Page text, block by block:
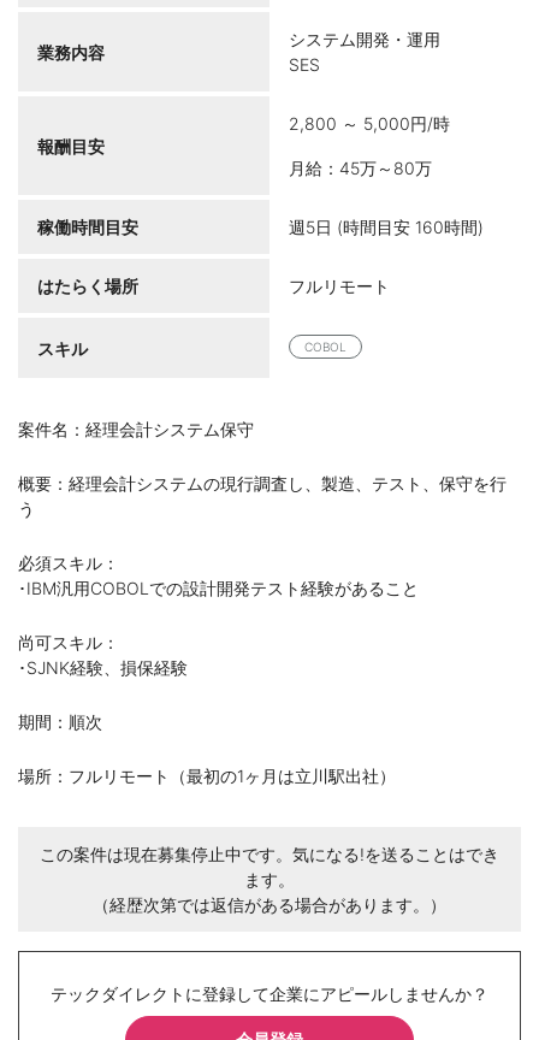
業務内容
システム開発・運用
SES
報酬目安
2,800 ～ 5,000円/時
月給：45万～80万
稼働時間目安 週5日 (時間目安 160時間)
はたらく場所 フルリモート
スキル COBOL
案件名：経理会計システム保守
概要：経理会計システムの現行調査し、製造、テスト、保守を行
う
必須スキル：
･IBM汎用COBOLでの設計開発テスト経験があること
尚可スキル：
･SJNK経験、損保経験
期間：順次
場所：フルリモート（最初の1ヶ月は立川駅出社）
この案件は現在募集停止中です。気になる!を送ることはでき
ます。
（経歴次第では返信がある場合があります。）
テックダイレクトに登録して企業にアピールしませんか？